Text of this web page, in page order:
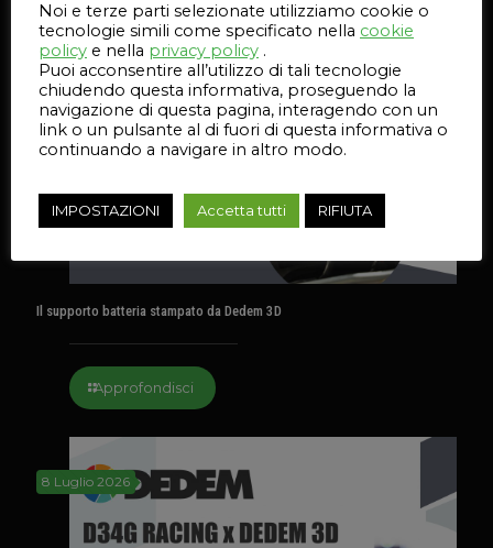
15 Luglio 2026
Il supporto batteria stampato da Dedem 3D
Approfondisci
8 Luglio 2026
Noi e terze parti selezionate utilizziamo cookie o
tecnologie simili come specificato nella cookie
policy e nella privacy policy .
Puoi acconsentire all’utilizzo di tali tecnologie
chiudendo questa informativa, proseguendo la
navigazione di questa pagina, interagendo con un
link o un pulsante al di fuori di questa informativa o
continuando a navigare in altro modo.
IMPOSTAZIONI Accetta tutti RIFIUTA